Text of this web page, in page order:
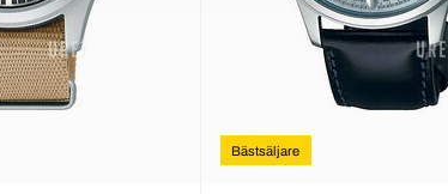
Bästsäljare